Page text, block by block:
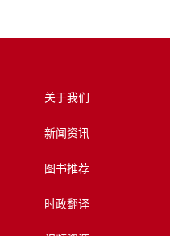
关于我们
新闻资讯
图书推荐
时政翻译